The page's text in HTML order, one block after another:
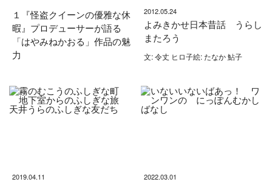
１『怪盗クイーンの優雅な休
暇』プロデューサーが語る
「はやみねかおる」作品の魅
力
2012.05.24
よみきかせ日本昔話 うらし
またろう
文: 令丈 ヒロ子絵: たなか 鮎子
2019.04.11 2022.03.01